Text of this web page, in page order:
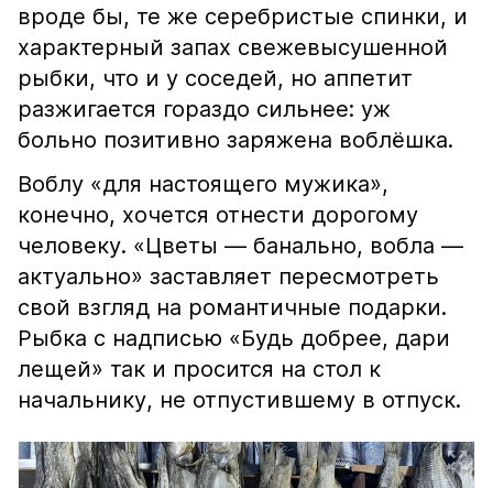
вроде бы, те же серебристые спинки, и
характерный запах свежевысушенной
рыбки, что и у соседей, но аппетит
разжигается гораздо сильнее: уж
больно позитивно заряжена воблёшка.
Воблу «для настоящего мужика»,
конечно, хочется отнести дорогому
человеку. «Цветы — банально, вобла —
актуально» заставляет пересмотреть
свой взгляд на романтичные подарки.
Рыбка с надписью «Будь добрее, дари
лещей» так и просится на стол к
начальнику, не отпустившему в отпуск.